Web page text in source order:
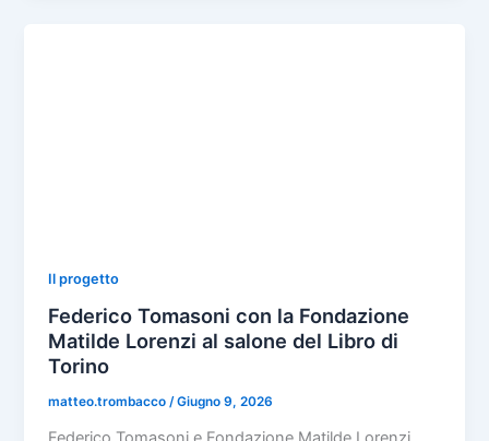
Il progetto
Federico Tomasoni con la Fondazione
Matilde Lorenzi al salone del Libro di
Torino
matteo.trombacco/Giugno 9, 2026